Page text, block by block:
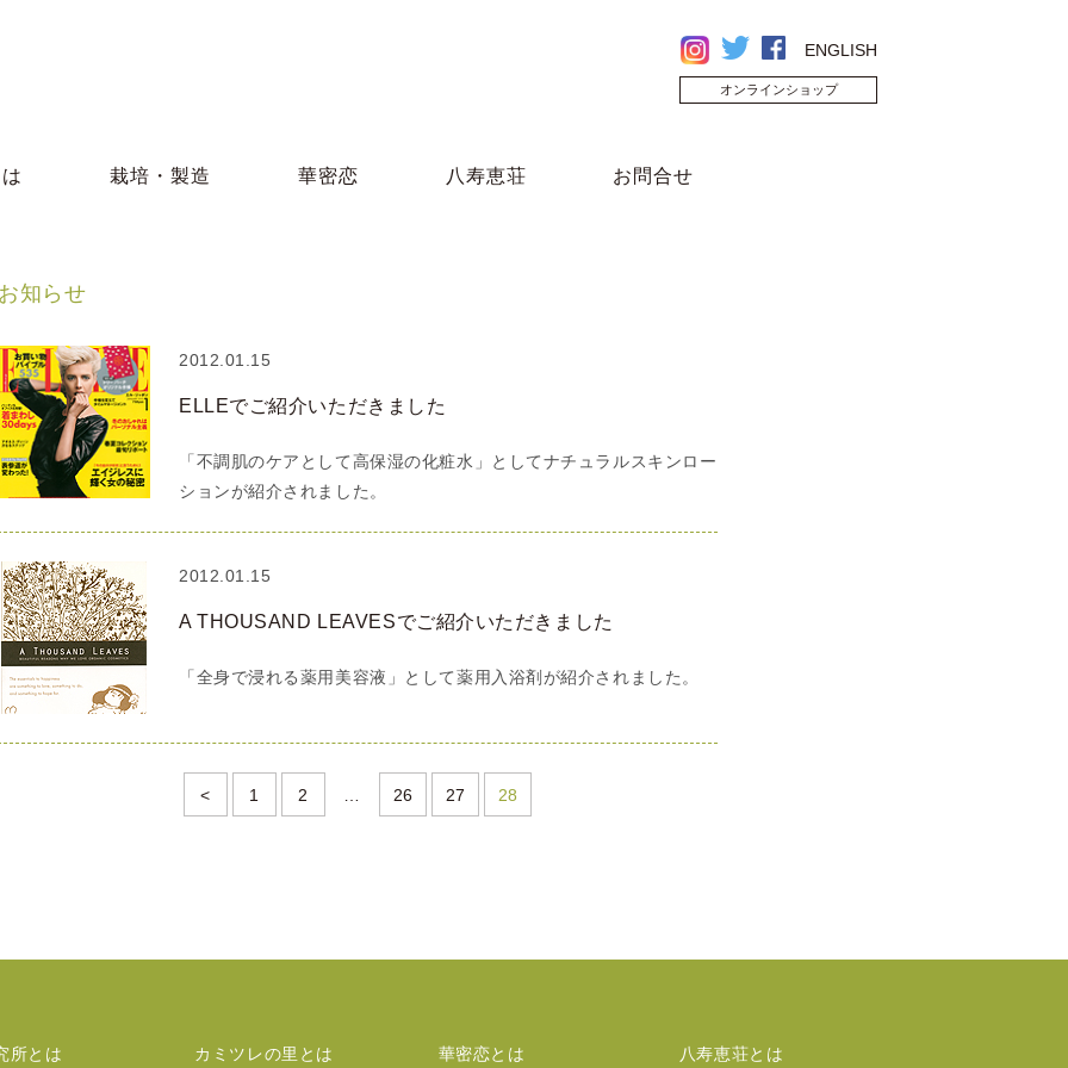
ENGLISH
オンラインショップ
栽培・製造 華密恋 八寿恵荘 お問合せ
お知らせ
2012.01.15
ELLEでご紹介いただきました
「不調肌のケアとして高保湿の化粧水」としてナチュラルスキンロー
ションが紹介されました。
2012.01.15
A THOUSAND LEAVESでご紹介いただきました
「全身で浸れる薬用美容液」として薬用入浴剤が紹介されました。
< 1 2 26 27 28
所とは カミツレの里とは 華密恋とは 八寿恵荘とは